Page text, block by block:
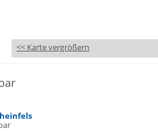
<< Karte vergrößern